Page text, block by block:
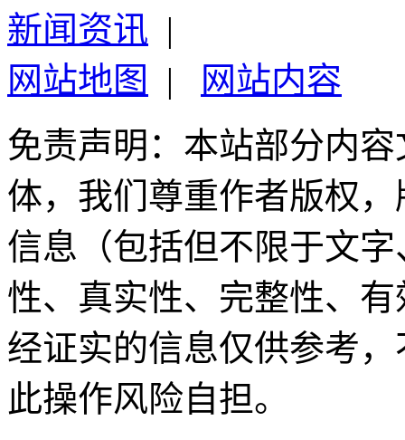
新闻资讯 |
网站地图
|
网站内容
免责声明：本站部分内
体，我们尊重作者版权
信息（包括但不限于文
性、真实性、完整性、
经证实的信息仅供参考
此操作风险自担。